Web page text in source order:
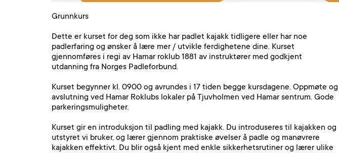
Grunnkurs
Dette er kurset for deg som ikke har padlet kajakk tidligere eller har noe
padlerfaring og ønsker å lære mer / utvikle ferdighetene dine. Kurset
gjennomføres i regi av Hamar roklub 1881 av instruktører med godkjent
utdanning fra Norges Padleforbund.
Kurset begynner kl. 0900 og avrundes i 17 tiden begge kursdagene. Oppmøte og
avslutning ved Hamar Roklubs lokaler på Tjuvholmen ved Hamar sentrum. Gode
parkeringsmuligheter.
Kurset gir en introduksjon til padling med kajakk. Du introduseres til kajakken og
utstyret vi bruker, og lærer gjennom praktiske øvelser å padle og manøvrere
kajakken effektivt. Du blir også kjent med enkle sikkerhetsrutiner og lærer ulike